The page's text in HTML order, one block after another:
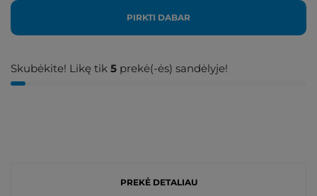
PIRKTI DABAR
Skubėkite! Likę tik 5 prekė(-ės) sandėlyje!
PREKĖ DETALIAU